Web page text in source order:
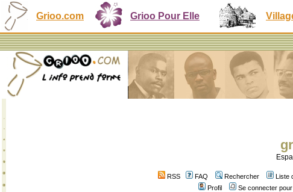
Grioo.com Grioo Pour Elle
RSS FAQ Rechercher Liste
Profil
Se connecter